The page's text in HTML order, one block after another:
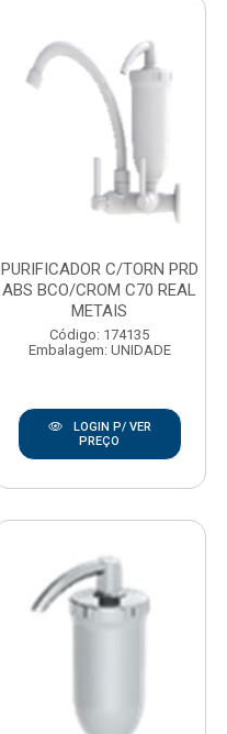
PURIFICADOR C/TORN PRD
ABS BCO/CROM C70 REAL
METAIS
Código: 174135
Embalagem: UNIDADE
LOGIN P/ VER
PREÇO